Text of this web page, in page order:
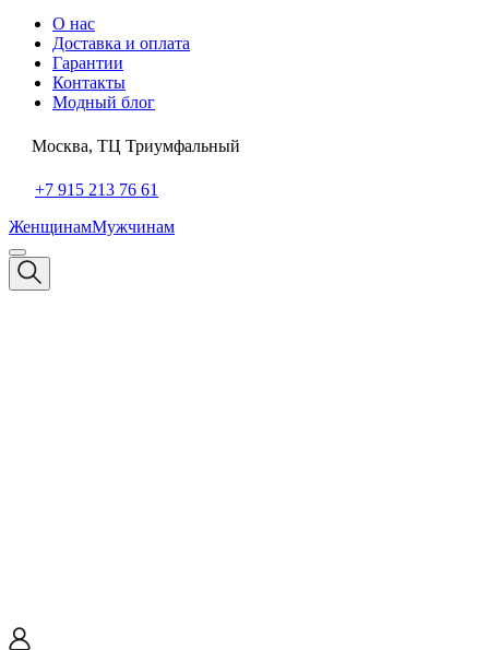
О нас
Доставка и оплата
Гарантии
Контакты
Модный блог
Москва, ТЦ Триумфальный
+7 915 213 76 61
ЖенщинамМужчинам